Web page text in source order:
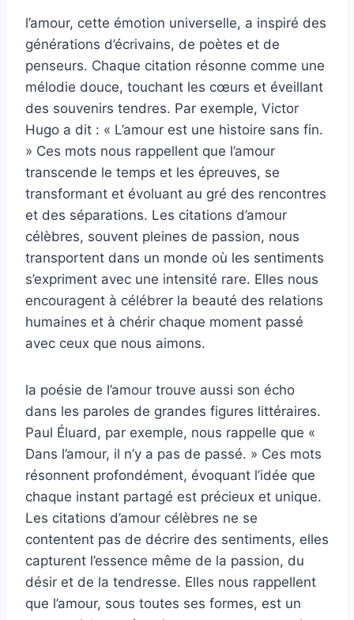
l’amour, cette émotion universelle, a inspiré des
générations d’écrivains, de poètes et de
penseurs. Chaque citation résonne comme une
mélodie douce, touchant les cœurs et éveillant
des souvenirs tendres. Par exemple, Victor
Hugo a dit : « L’amour est une histoire sans fin.
» Ces mots nous rappellent que l’amour
transcende le temps et les épreuves, se
transformant et évoluant au gré des rencontres
et des séparations. Les citations d’amour
célèbres, souvent pleines de passion, nous
transportent dans un monde où les sentiments
s’expriment avec une intensité rare. Elles nous
encouragent à célébrer la beauté des relations
humaines et à chérir chaque moment passé
avec ceux que nous aimons.
la poésie de l’amour trouve aussi son écho
dans les paroles de grandes figures littéraires.
Paul Éluard, par exemple, nous rappelle que «
Dans l’amour, il n’y a pas de passé. » Ces mots
résonnent profondément, évoquant l’idée que
chaque instant partagé est précieux et unique.
Les citations d’amour célèbres ne se
contentent pas de décrire des sentiments, elles
capturent l’essence même de la passion, du
désir et de la tendresse. Elles nous rappellent
que l’amour, sous toutes ses formes, est un